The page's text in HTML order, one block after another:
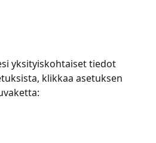
yksityiskohtaiset tiedot
klikkaa asetuksen